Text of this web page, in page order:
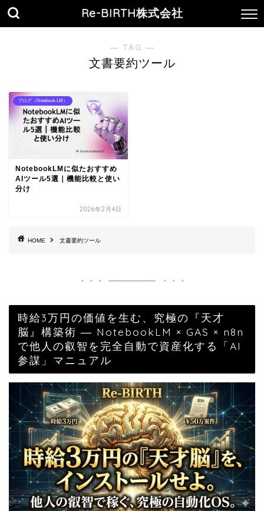
Re-BIRTH株式会社
― TAG ―
文書要約ツール
ブログ（Notebook LM）
NotebookLMに似たおすすめ
AIツール5選｜機能比較と使い
分け
2026年2月4日
HOME 文書要約ツール
時給3万円の価値を生む、究極の『天才
脳』構築術 ― NotebookLM × GAS × n8n
で他人の叡智を完全自動で資産化する「AI
参謀」マニュアル